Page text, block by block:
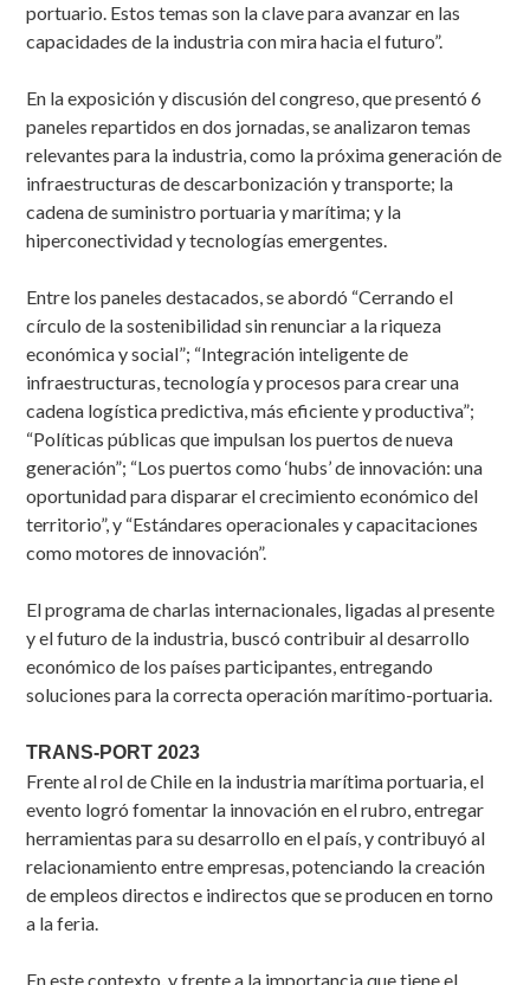
portuario. Estos temas son la clave para avanzar en las
capacidades de la industria con mira hacia el futuro”.
En la exposición y discusión del congreso, que presentó 6
paneles repartidos en dos jornadas, se analizaron temas
relevantes para la industria, como la próxima generación de
infraestructuras de descarbonización y transporte; la
cadena de suministro portuaria y marítima; y la
hiperconectividad y tecnologías emergentes.
Entre los paneles destacados, se abordó “Cerrando el
círculo de la sostenibilidad sin renunciar a la riqueza
económica y social”; “Integración inteligente de
infraestructuras, tecnología y procesos para crear una
cadena logística predictiva, más eficiente y productiva”;
“Políticas públicas que impulsan los puertos de nueva
generación”; “Los puertos como ‘hubs’ de innovación: una
oportunidad para disparar el crecimiento económico del
territorio”, y “Estándares operacionales y capacitaciones
como motores de innovación”.
El programa de charlas internacionales, ligadas al presente
y el futuro de la industria, buscó contribuir al desarrollo
económico de los países participantes, entregando
soluciones para la correcta operación marítimo-portuaria.
TRANS-PORT 2023
Frente al rol de Chile en la industria marítima portuaria, el
evento logró fomentar la innovación en el rubro, entregar
herramientas para su desarrollo en el país, y contribuyó al
relacionamiento entre empresas, potenciando la creación
de empleos directos e indirectos que se producen en torno
a la feria.
En este contexto, y frente a la importancia que tiene el